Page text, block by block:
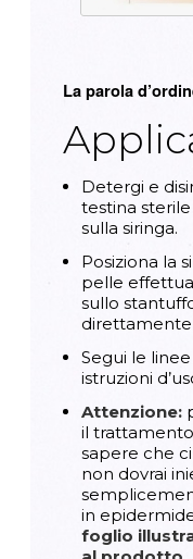
La parola
Detergi e
testina
sulla siringa.
Posiziona la
pelle
sullo
Segui le
istruzioni
Attenzione:
il
sapere che
non dovrai
in
foglio